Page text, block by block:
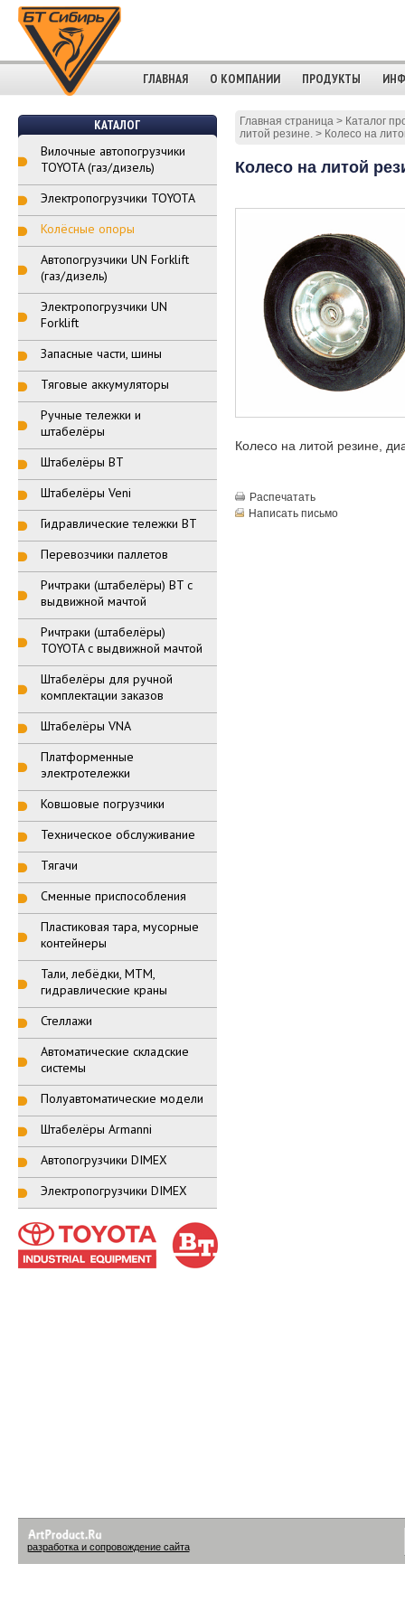
ГЛАВНАЯ О КОМПАНИИ ПРОДУКТЫ
КАТАЛОГ
Вилочные автопогрузчики
TOYOTA (газ/дизель)
Электропогрузчики TOYOTA
Колёсные опоры
Автопогрузчики UN Forklift
(газ/дизель)
Электропогрузчики UN
Forklift
Запасные части, шины
Тяговые аккумуляторы
Ручные тележки и
штабелёры
Штабелёры BT
Штабелёры Veni
Гидравлические тележки BT
Перевозчики паллетов
Ричтраки (штабелёры) BT с
выдвижной мачтой
Ричтраки (штабелёры)
TOYOTA с выдвижной мачтой
Штабелёры для ручной
комплектации заказов
Штабелёры VNA
Платформенные
электротележки
Ковшовые погрузчики
Техническое обслуживание
Тягачи
Сменные приспособления
Пластиковая тара, мусорные
контейнеры
Тали, лебёдки, МТМ,
гидравлические краны
Стеллажи
Автоматические складские
системы
Полуавтоматические модели
Штабелёры Armanni
Автопогрузчики DIMEX
Электропогрузчики DIMEX
Главная страница> Каталог
литой резине.> Колесо на
Колесо на литой
Колесо на литой резине,
Распечатать
Написать письмо
разработка и сопровождение сайта